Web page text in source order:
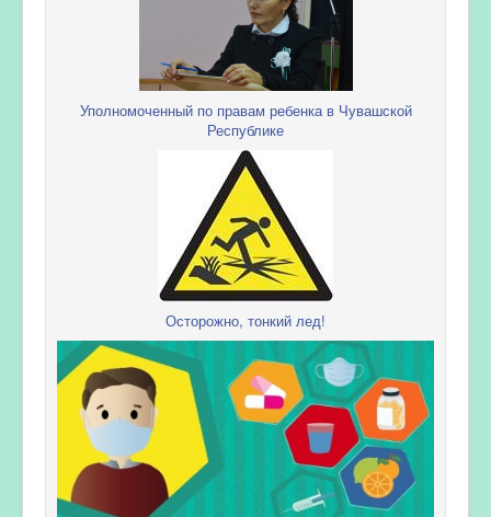
Уполномоченный по правам ребенка в Чувашской
Республике
Осторожно, тонкий лед!